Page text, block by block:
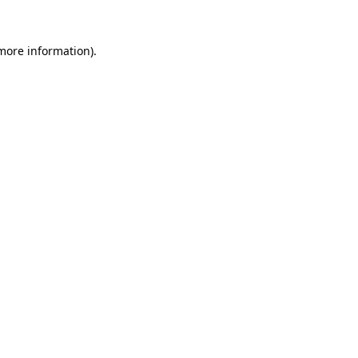
information).